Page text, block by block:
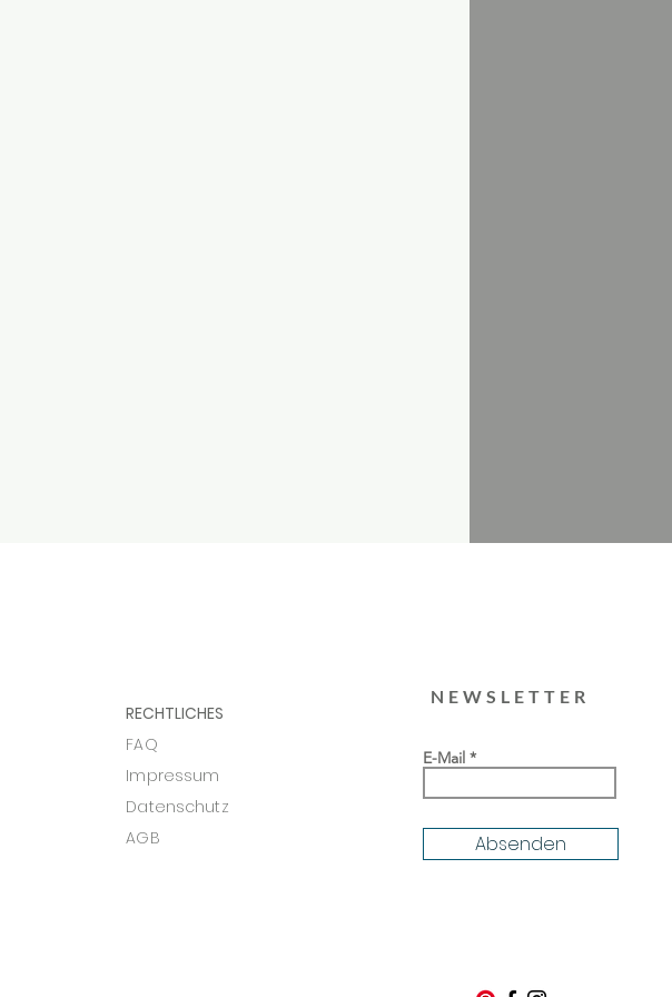
RECHTLICHES
FAQ
Impressum
Datenschutz
AGB
NEWSLETTER
E-Mail
Absenden